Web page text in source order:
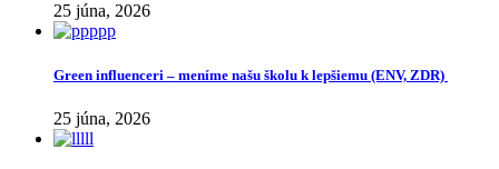
25 júna, 2026
Green influenceri – meníme našu školu k lepšiemu (ENV, ZDR)
25 júna, 2026